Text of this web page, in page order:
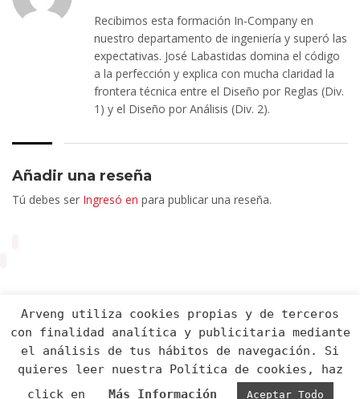
Recibimos esta formación In-Company en
nuestro departamento de ingeniería y superó las
expectativas. José Labastidas domina el código
a la perfección y explica con mucha claridad la
frontera técnica entre el Diseño por Reglas (Div.
1) y el Diseño por Análisis (Div. 2).
Añadir una reseña
Tú debes ser Ingresó en para publicar una reseña.
Arveng Training S.L. - Copyright ©2026.
Arveng utiliza cookies propias y de terceros
con finalidad analítica y publicitaria mediante
el análisis de tus hábitos de navegación. Si
quieres leer nuestra Política de cookies, haz
click en
Más Información Aceptar Todo